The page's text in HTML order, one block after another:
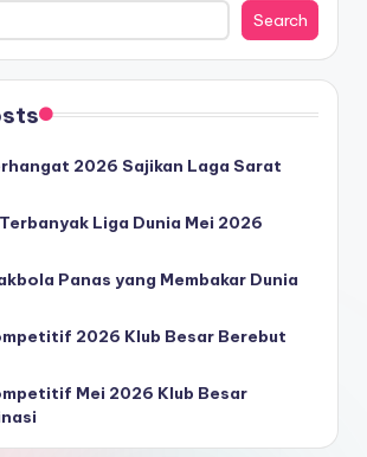
Search
2026 Sajikan Laga Sarat
Liga Dunia Mei 2026
Panas yang Membakar Dunia
2026 Klub Besar Berebut
Mei 2026 Klub Besar